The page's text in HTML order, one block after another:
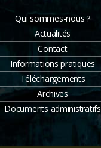
Qui sommes-nous ?
Actualités
Contact
Informations pratiques
Téléchargements
Archives
Documents administratifs